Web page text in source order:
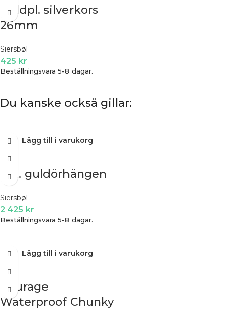
Guldpl. silverkors
26mm
Siersbøl
425 kr
Beställningsvara 5-8 dagar.
Du kanske också gillar:
Lägg till i varukorg
8ct. guldörhängen
Siersbøl
2 425 kr
Beställningsvara 5-8 dagar.
Lägg till i varukorg
Courage
Waterproof Chunky